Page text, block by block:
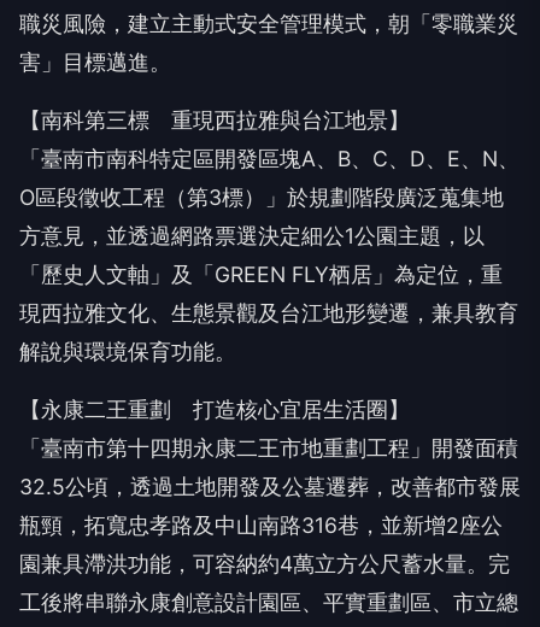
職災風險，建立主動式安全管理模式，朝「零職業災
害」目標邁進。
【南科第三標 重現西拉雅與台江地景】
「臺南市南科特定區開發區塊A、B、C、D、E、N、
O區段徵收工程（第3標）」於規劃階段廣泛蒐集地
方意見，並透過網路票選決定細公1公園主題，以
「歷史人文軸」及「GREEN FLY栖居」為定位，重
現西拉雅文化、生態景觀及台江地形變遷，兼具教育
解說與環境保育功能。
【永康二王重劃 打造核心宜居生活圈】
「臺南市第十四期永康二王市地重劃工程」開發面積
32.5公頃，透過土地開發及公墓遷葬，改善都市發展
瓶頸，拓寬忠孝路及中山南路316巷，並新增2座公
園兼具滯洪功能，可容納約4萬立方公尺蓄水量。完
工後將串聯永康創意設計園區、平實重劃區、市立總